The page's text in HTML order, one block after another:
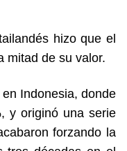
hizo que el
mitad de su valor.
Indonesia, donde
y originó una serie
forzando la